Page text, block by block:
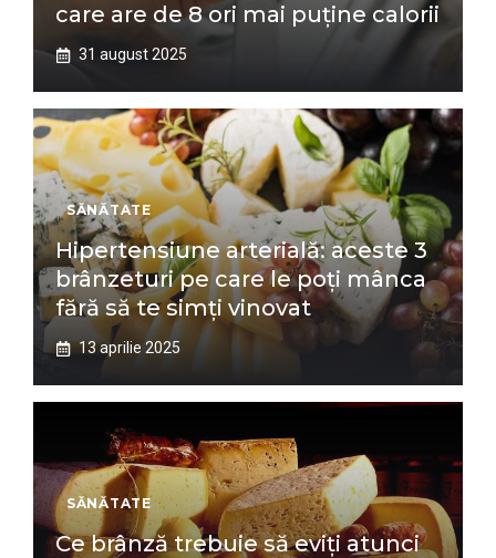
care are de 8 ori mai puține calorii
31 august 2025
SĂNĂTATE
Hipertensiune arterială: aceste 3
brânzeturi pe care le poți mânca
fără să te simți vinovat
13 aprilie 2025
SĂNĂTATE
Ce brânză trebuie să eviți atunci